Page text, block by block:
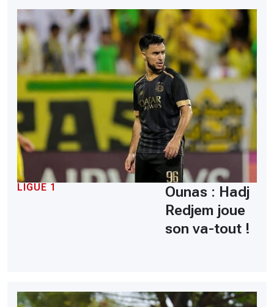
LIGUE 1
Ounas : Hadj
Redjem joue
son va-tout !